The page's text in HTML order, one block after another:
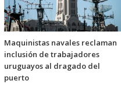
Maquinistas navales reclaman
inclusión de trabajadores
uruguayos al dragado del
puerto